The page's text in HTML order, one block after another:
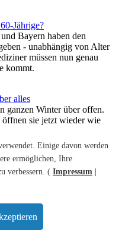
Jährige?
Bayern haben den
- unabhängig von Alter
müssen nun genau
kommt.
alles
ganzen Winter über offen.
sie jetzt wieder wie
des Landes.
vage
aus der „Alten Apotheke
Patienten. Das
Einige davon werden
ermöglichen, Ihre
verbessern. ( Impressum